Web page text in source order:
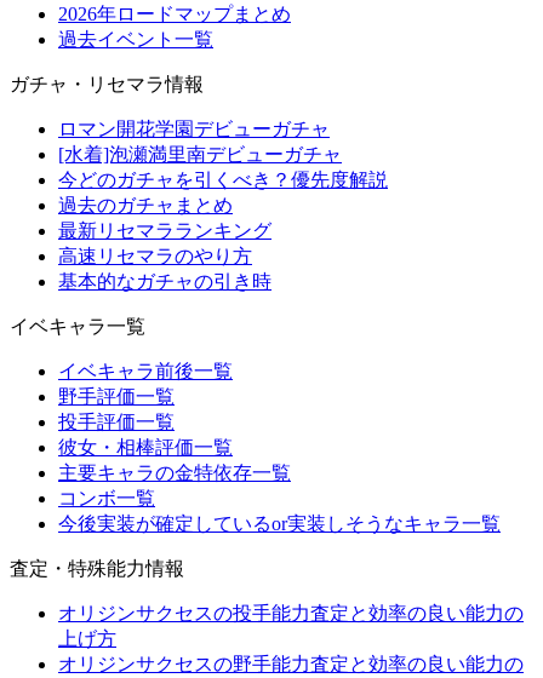
2026年ロードマップまとめ
過去イベント一覧
ガチャ・リセマラ情報
ロマン開花学園デビューガチャ
[水着]泡瀬満里南デビューガチャ
今どのガチャを引くべき？優先度解説
過去のガチャまとめ
最新リセマラランキング
高速リセマラのやり方
基本的なガチャの引き時
イベキャラ一覧
イベキャラ前後一覧
野手評価一覧
投手評価一覧
彼女・相棒評価一覧
主要キャラの金特依存一覧
コンボ一覧
今後実装が確定しているor実装しそうなキャラ一覧
査定・特殊能力情報
オリジンサクセスの投手能力査定と効率の良い能力の
上げ方
オリジンサクセスの野手能力査定と効率の良い能力の